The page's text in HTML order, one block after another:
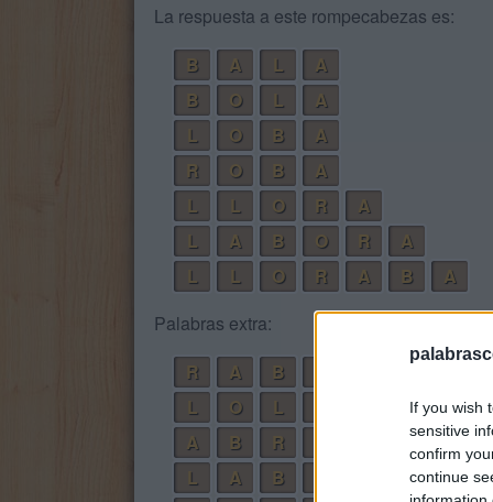
If you wish
sensitive
confirm
continue
La respuesta a este rompecabezas es:
B
A L
A
B
O L
A
L
O B
A
R
O B
A
L
L O R
A
L
A B O R
A
L
L O R A B
A
Palabras extra:
R
A B
L
O L
A
B R
L
A B